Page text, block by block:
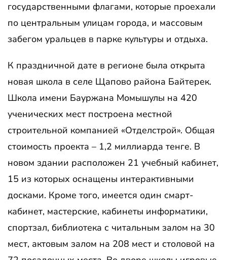
государственными флагами, которые проехали
по центральным улицам города, и массовым
забегом уральцев в парке культуры и отдыха.
К праздничной дате в регионе была открыта
новая школа в селе Щапово района Байтерек.
Школа имени Бауржана Момышулы на 420
ученических мест построена местной
строительной компанией «Отделстрой». Общая
стоимость проекта – 1,2 миллиарда тенге. В
новом здании расположен 21 учебный кабинет,
15 из которых оснащены интерактивными
досками. Кроме того, имеется один смарт-
кабинет, мастерские, кабинеты информатики,
спортзал, библиотека с читальным залом на 30
мест, актовым залом на 208 мест и столовой на